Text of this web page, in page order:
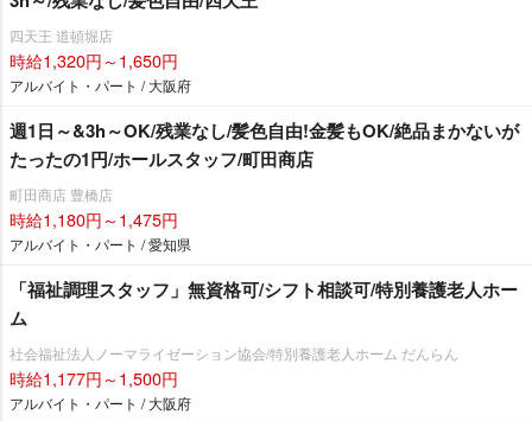
四天王 道頓堀店
時給1,320円～1,650円
アルバイト・パート / 大阪府
週1日～&3h～OK/残業なし/髪色自由!金髪もOK/絶品まかないが
たったの1円/ホールスタッフ/町田商店
町田商店 豊橋店
時給1,180円～1,475円
アルバイト・パート / 愛知県
「福祉調理スタッフ」無資格可/シフト相談可/特別養護老人ホー
ム
社会福祉法人ノーマライゼーション協会/特別養護老人ホーム だんらん
時給1,177円～1,500円
アルバイト・パート / 大阪府